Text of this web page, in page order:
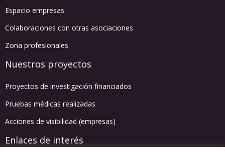
Espacio empresas
Colaboraciones con otras asociaciones
Zona profesionales
Nuestros proyectos
Proyectos de investigación financiados
Pruebas médicas realizadas
Acciones de visibilidad (empresas)
Enlaces de interés